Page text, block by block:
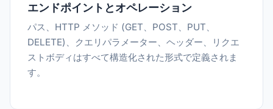
エンドポイントとオペレーション
パス、HTTP メソッド (GET、POST、PUT、
DELETE)、クエリパラメーター、ヘッダー、リクエ
ストボディはすべて構造化された形式で定義されま
す。